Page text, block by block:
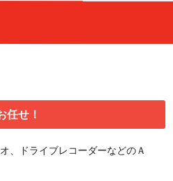
任せ！
、ドライブレコーダーなどのＡ